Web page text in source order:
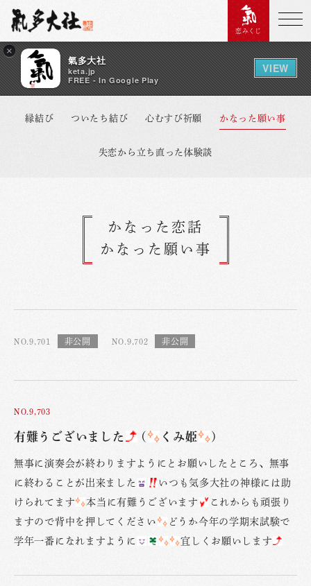
×
氣多大社
keta.jp
FREE - In Google Play
VIEW
恋みくじ
縁結び ついたち結び 心むすび祈願 かなった願い事
失恋から立ち直った体験談
かなった恋話
かなった願い事
NO.9,701 NO.9,702
NO.9,703
有難うございました ( くみ姫 )
無事に演奏会が終わりますようにとお願いしたところ、無事
に終わることが出来ました
いつも気多大社の神様には助
けられてます
本当に有難うございます
これからも頑張り
ますので背中を押してください
どうか今年の学期末試験で
学年一番になれますように
宜しくお願いします